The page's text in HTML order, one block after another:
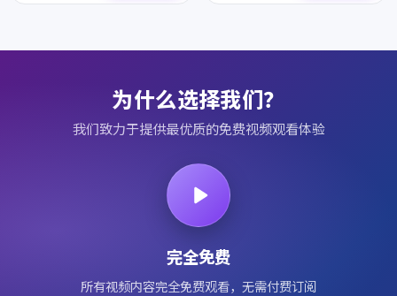
为什么选择我们？
我们致力于提供最优质的免费视频观看体验
完全免费
所有视频内容完全免费观看，无需付费订阅